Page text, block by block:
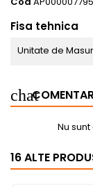
Fisa tehnica
Unitate de
Nu
16 ALTE